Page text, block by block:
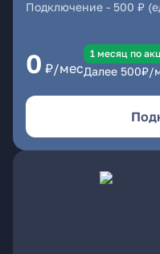
Подключение - 500 ₽
0 ₽/мес
1 месяц по
Далее 500₽/